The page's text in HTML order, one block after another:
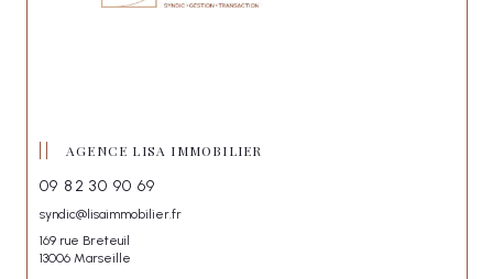
AGENCE LISA IMMOBILIER
09 82 30 90 69
syndic@lisaimmobilier.fr
169 rue Breteuil
13006 Marseille